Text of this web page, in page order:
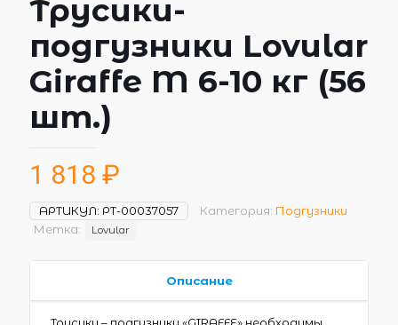
Трусики-
подгузники Lovular
Giraffe M 6-10 кг (56
шт.)
1 818 ₽
АРТИКУЛ: РТ-00037057 Категория: Подгузники
Метка:
Lovular
Описание